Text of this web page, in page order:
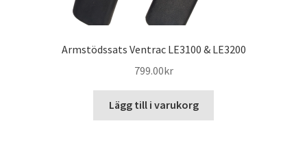
Armstödssats Ventrac LE3100 & LE3200
799.00kr
Lägg till i varukorg